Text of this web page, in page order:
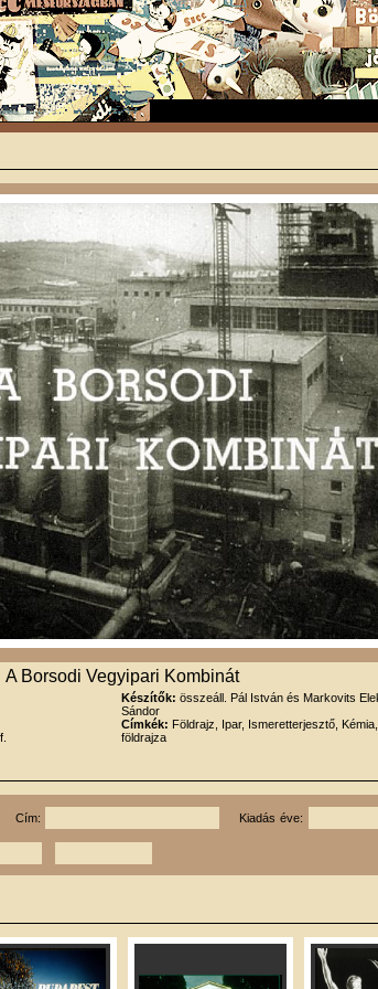
A Borsodi Vegyipari Kombinát
Készítők: összeáll. Pál István és Markovits
Sándor
Címkék: Földrajz, Ipar, Ismeretterjesztő,
földrajza
Cím: Kiadás éve: